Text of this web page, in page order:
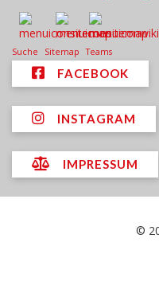
Suche Sitemap Teams
FACEBOOK
INSTAGRAM
IMPRESSUM
©